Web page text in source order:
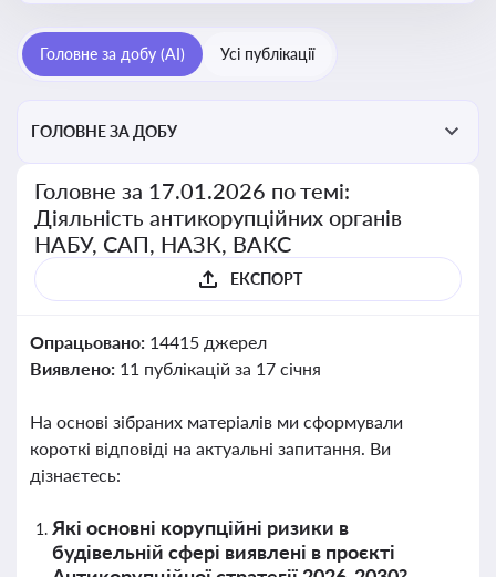
у державному управлінні та бізнесі
Головне за добу (AI) Усі публікації
ГОЛОВНЕ ЗА ДОБУ
Головне за 17.01.2026 по темі:
Діяльність антикорупційних органів
НАБУ, САП, НАЗК, ВАКС
ЕКСПОРТ
Опрацьовано: 14415 джерел
Виявлено: 11 публікацій за 17 січня
На основі зібраних матеріалів ми сформували
короткі відповіді на актуальні запитання. Ви
дізнаєтесь:
Які основні корупційні ризики в
будівельній сфері виявлені в проєкті